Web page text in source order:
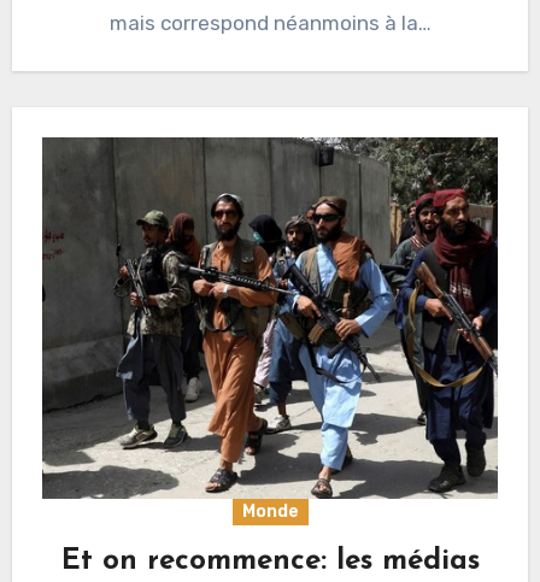
mais correspond néanmoins à la…
Monde
Et on recommence: les médias